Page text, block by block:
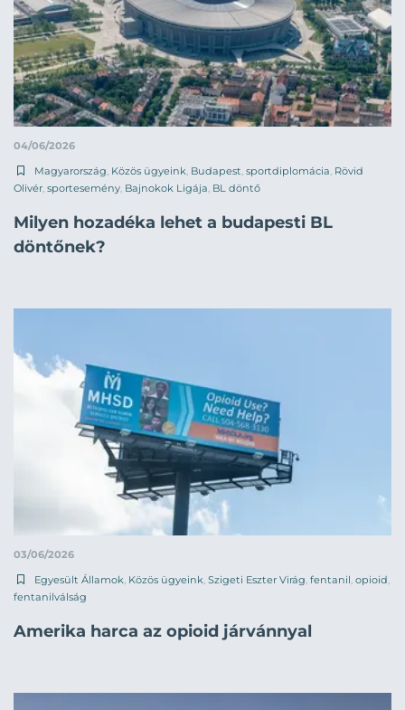
04/06/2026
Magyarország Közös ügyeink Budapest sportdiplomácia Rövid
Olivér sportesemény Bajnokok Ligája BL döntő
Milyen hozadéka lehet a budapesti BL
döntőnek?
03/06/2026
Egyesült Államok, Közös ügyeink, Szigeti Eszter Virág, fentanil, opioid,
fentanilválság
Amerika harca az opioid járvánnyal